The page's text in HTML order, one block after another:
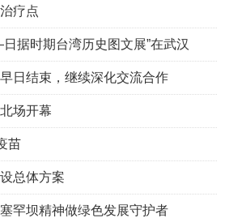
疗点
据时期台湾历史图文展”在武汉
日结束，继续深化交流合作
场开幕
苗
总体方案
罕坝精神做绿色发展守护者